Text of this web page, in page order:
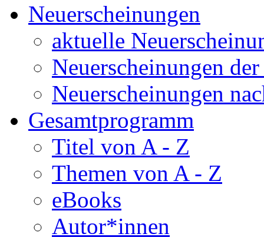
Neuerscheinungen
aktuelle
Neuerscheinungen
Neuerscheinungen
Gesamtprogramm
Titel von A - Z
Themen von A - Z
eBooks
Autor*innen